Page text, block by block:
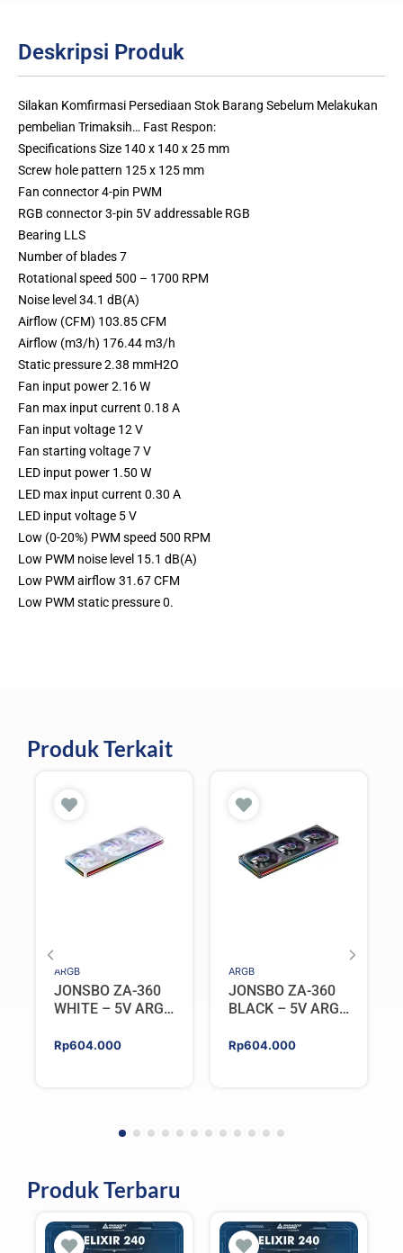
Deskripsi Produk
Silakan Komfirmasi Persediaan Stok Barang Sebelum Melakukan
pembelian Trimaksih… Fast Respon:
Specifications Size 140 x 140 x 25 mm
Screw hole pattern 125 x 125 mm
Fan connector 4-pin PWM
RGB connector 3-pin 5V addressable RGB
Bearing LLS
Number of blades 7
Rotational speed 500 – 1700 RPM
Noise level 34.1 dB(A)
Airflow (CFM) 103.85 CFM
Airflow (m3/h) 176.44 m3/h
Static pressure 2.38 mmH2O
Fan input power 2.16 W
Fan max input current 0.18 A
Fan input voltage 12 V
Fan starting voltage 7 V
LED input power 1.50 W
LED max input current 0.30 A
LED input voltage 5 V
Low (0-20%) PWM speed 500 RPM
Low PWM noise level 15.1 dB(A)
Low PWM airflow 31.67 CFM
Low PWM static pressure 0.
Produk Terkait
ARGB
JONSBO ZA-360
WHITE – 5V ARGB
Rp604.000
ARGB
JONSBO ZA-360
BLACK – 5V ARGB
Rp604.000
Produk Terbaru